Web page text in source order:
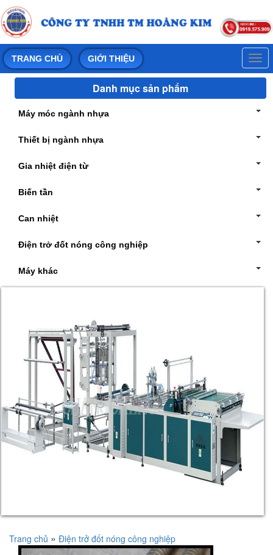
TRANG CHỦ GIỚI THIỆU
Danh mục sản phẩm
Máy móc ngành nhựa
Thiết bị ngành nhựa
Gia nhiệt điện từ
Biến tần
Can nhiệt
Điện trở đốt nóng công nghiệp
Máy khác
Trang chủ » Điện trở đốt nóng công nghiệp